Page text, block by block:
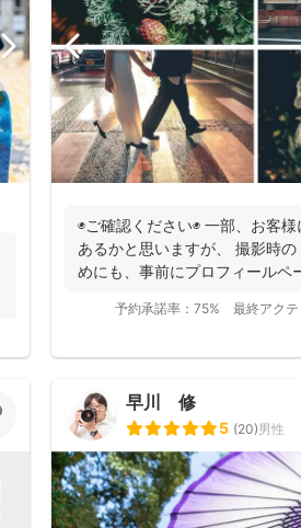
◉ご確認ください◉ 一部、お客
あるかと思いますが、 撮影時
めにも、事前にプロフィールペ
予約承諾率： 75% 最終アクテ
早川 修
5 (20)男性